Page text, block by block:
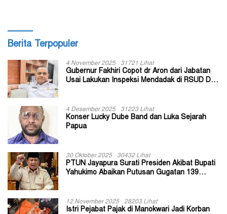
Berita Terpopuler
4 November 2025 31721 Lihat
Gubernur Fakhiri Copot dr Aron dari Jabatan
Usai Lakukan Inspeksi Mendadak di RSUD Dok
4 Desember 2025 31223 Lihat
Konser Lucky Dube Band dan Luka Sejarah
Papua
30 Oktober 2025 30432 Lihat
PTUN Jayapura Surati Presiden Akibat Bupati
Yahukimo Abaikan Putusan Gugatan 139
12 November 2025 28203 Lihat
Istri Pejabat Pajak di Manokwari Jadi Korban